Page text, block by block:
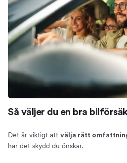
Så väljer du en bra
Det är viktigt att välja rätt
har det skydd du önskar.